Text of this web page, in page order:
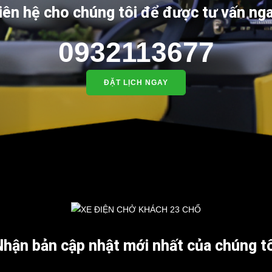
hệ cho chúng tôi để được tư vấn
0932113677
ĐẶT LỊCH NGAY
bản cập nhật mới nhất của chúng